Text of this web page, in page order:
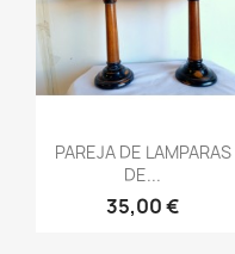
Vista rápida
PAREJA DE LAMPARAS
DE...
35,00 €